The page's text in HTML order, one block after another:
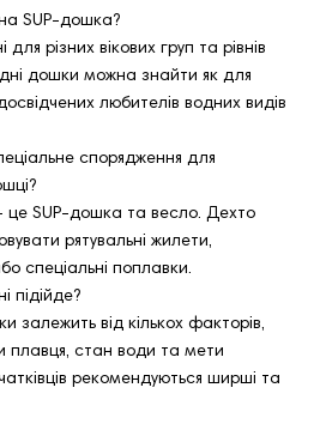
SUP-дошка?
різних вікових груп та рівнів
дошки можна знайти як для
любителів водних видів
спорядження для
це SUP-дошка та весло. Дехто
рятувальні жилети,
спеціальні поплавки.
підійде?
залежить від кількох факторів,
плавця, стан води та мети
рекомендуються ширші та